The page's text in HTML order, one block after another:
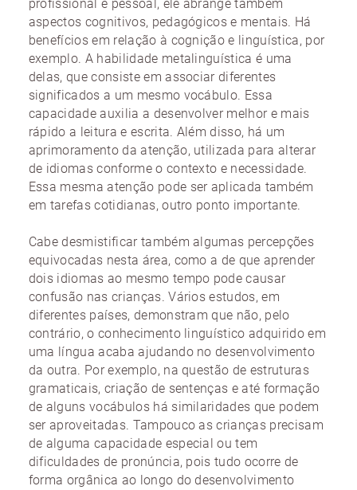
profissional e pessoal, ele abrange também
aspectos cognitivos, pedagógicos e mentais. Há
benefícios em relação à cognição e linguística, por
exemplo. A habilidade metalinguística é uma
delas, que consiste em associar diferentes
significados a um mesmo vocábulo. Essa
capacidade auxilia a desenvolver melhor e mais
rápido a leitura e escrita. Além disso, há um
aprimoramento da atenção, utilizada para alterar
de idiomas conforme o contexto e necessidade.
Essa mesma atenção pode ser aplicada também
em tarefas cotidianas, outro ponto importante.
Cabe desmistificar também algumas percepções
equivocadas nesta área, como a de que aprender
dois idiomas ao mesmo tempo pode causar
confusão nas crianças. Vários estudos, em
diferentes países, demonstram que não, pelo
contrário, o conhecimento linguístico adquirido em
uma língua acaba ajudando no desenvolvimento
da outra. Por exemplo, na questão de estruturas
gramaticais, criação de sentenças e até formação
de alguns vocábulos há similaridades que podem
ser aproveitadas. Tampouco as crianças precisam
de alguma capacidade especial ou tem
dificuldades de pronúncia, pois tudo ocorre de
forma orgânica ao longo do desenvolvimento